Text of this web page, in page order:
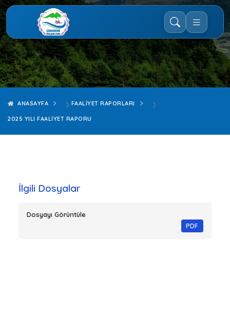
ANASAYFA FAALIYET RAPORLARI
2025 YILI FAALİYET RAPORU
İlgili Dosyalar
Dosyayı Görüntüle
PDF